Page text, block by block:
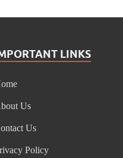
LINKS
Us
Us
Policy